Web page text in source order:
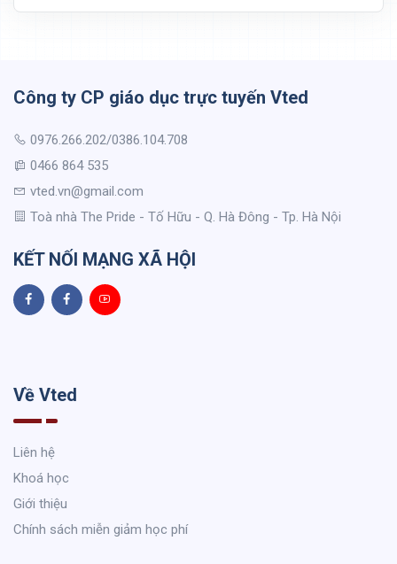
Công ty CP giáo dục trực tuyến Vted
0976.266.202/0386.104.708
0466 864 535
vted.vn@gmail.com
Toà nhà The Pride - Tố Hữu - Q. Hà Đông - Tp. Hà Nội
KẾT NỐI MẠNG XÃ HỘI
Về Vted
Liên hệ
Khoá học
Giới thiệu
Chính sách miễn giảm học phí